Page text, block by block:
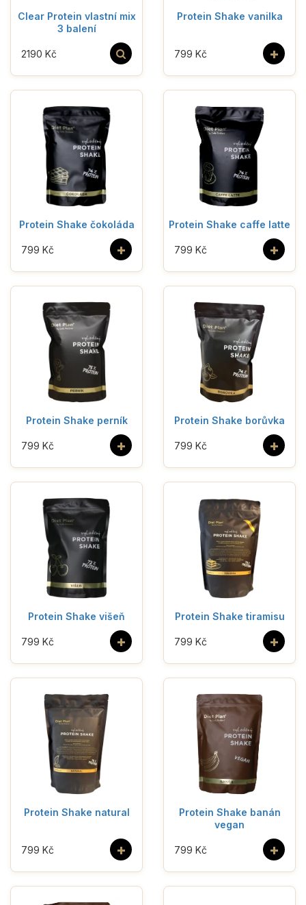
Clear Protein vlastní mix
3 balení
2190 Kč
Protein Shake vanilka
+
799 Kč
Protein Shake čokoláda
+
799 Kč
Protein Shake caffe latte
+
799 Kč
Protein Shake perník
+
799 Kč
Protein Shake borůvka
+
799 Kč
Protein Shake višeň
+
799 Kč
Protein Shake tiramisu
+
799 Kč
Protein Shake natural
+
799 Kč
Protein Shake banán
vegan
+
799 Kč